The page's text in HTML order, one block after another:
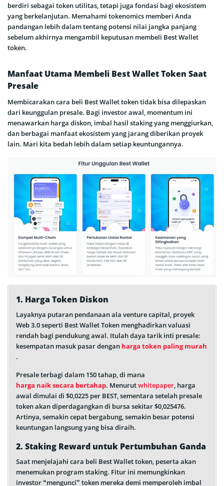
berdiri sebagai token utilitas, tetapi juga fondasi bagi ekosistem
yang berkelanjutan. Memahami tokenomics memberi Anda
pandangan lebih dalam tentang potensi nilai jangka panjang
sebelum akhirnya mengambil keputusan membeli Best Wallet
token.
Manfaat Utama Membeli Best Wallet Token Saat
Presale
Membicarakan cara beli Best Wallet token tidak bisa dilepaskan
dari keunggulan presale. Bagi investor awal, momentum ini
menawarkan harga diskon, imbal hasil staking yang menggiurkan,
dan berbagai manfaat ekosistem yang jarang diberikan proyek
lain. Mari kita bedah lebih dalam setiap keuntungannya.
1. Harga Token Diskon
Layaknya putaran pendanaan ala venture capital, proyek
Web 3.0 seperti Best Wallet Token menghadirkan valuasi
rendah bagi pendukung awal. Itulah daya tarik inti presale:
kesempatan masuk pasar dengan harga token paling murah
.
Presale terbagi dalam 150 tahap, di mana
harga naik secara bertahap. Menurutwhitepaper, harga
awal dimulai di $0,0225 per BEST, sementara setelah presale
token akan diperdagangkan di bursa sekitar $0,025476.
Artinya, semakin cepat bergabung, semakin besar potensi
keuntungan langsung yang bisa diraih.
2. Staking Reward untuk Pertumbuhan Ganda
Saat menjelajahi cara beli Best Wallet token, peserta akan
menemukan program staking. Fitur ini memungkinkan
investor “mengunci” token mereka demi memperoleh imbal